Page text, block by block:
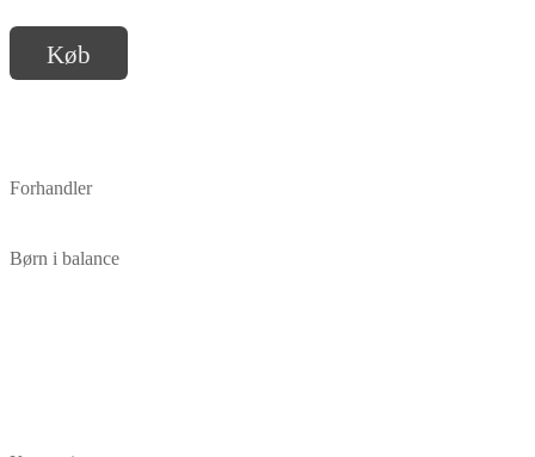
Køb
Forhandler
Børn i balance